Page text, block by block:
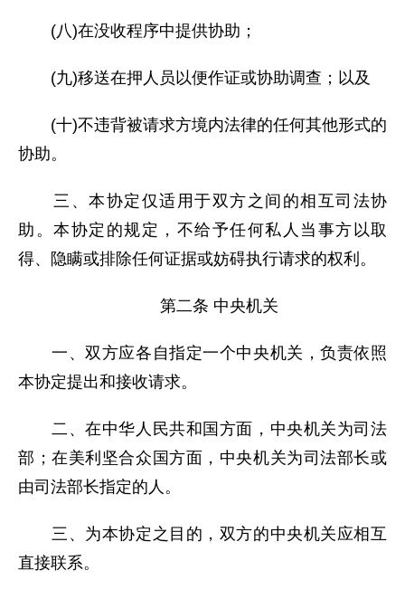
(八)在没收程序中提供协助；
(九)移送在押人员以便作证或协助调查；以及
(十)不违背被请求方境内法律的任何其他形式的
协助。
三、本协定仅适用于双方之间的相互司法协
助。本协定的规定，不给予任何私人当事方以取
得、隐瞒或排除任何证据或妨碍执行请求的权利。
第二条 中央机关
一、双方应各自指定一个中央机关，负责依照
本协定提出和接收请求。
二、在中华人民共和国方面，中央机关为司法
部；在美利坚合众国方面，中央机关为司法部长或
由司法部长指定的人。
三、为本协定之目的，双方的中央机关应相互
直接联系。